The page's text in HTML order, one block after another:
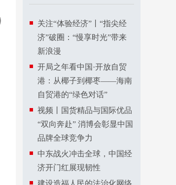
关注“体验经济”丨“指尖经
济”破圈：“慢享时光”带来
新浪漫
开局之年看中国·开放自贸
港：从椰子到椰枣——海南
自贸港的“绿色对话”
视频丨国货精品与国际优品
“双向奔赴” 消博会彰显中国
品牌全球竞争力
中东战火冲击全球，中国经
济开门红展现韧性
建设造福人民的法治化网络